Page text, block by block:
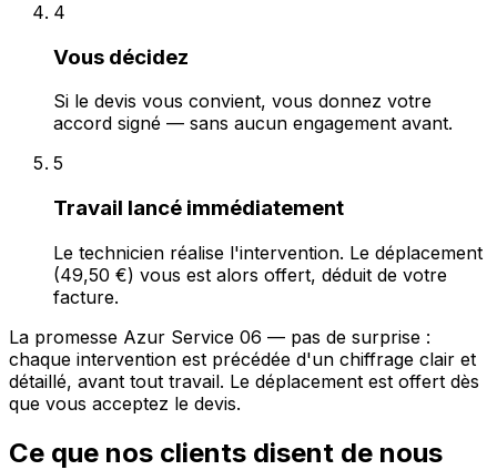
4
Vous décidez
Si le devis vous convient, vous donnez votre
accord signé — sans aucun engagement avant.
5
Travail lancé immédiatement
Le technicien réalise l'intervention. Le déplacement
(49,50 €) vous est alors offert, déduit de votre
facture.
La promesse Azur Service 06 — pas de surprise :
chaque intervention est précédée d'un chiffrage clair et
détaillé, avant tout travail. Le déplacement est offert dès
que vous acceptez le devis.
Ce que nos clients disent de nous